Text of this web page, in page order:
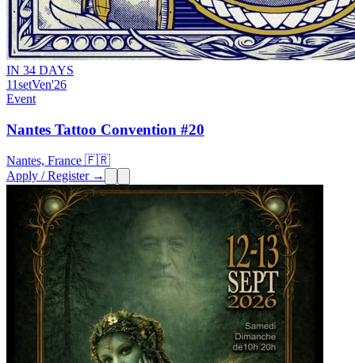
IN 34 DAYS
11setVen'26
Event
Nantes Tattoo Convention #20
Nantes, France 🇫🇷
Apply / Register →